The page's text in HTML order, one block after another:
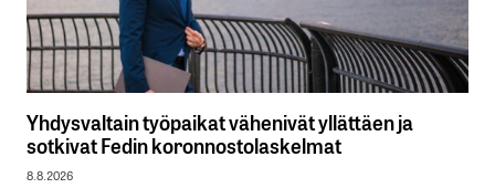
Yhdysvaltain työpaikat vähenivät yllättäen ja
sotkivat Fedin koronnostolaskelmat
8.8.2026